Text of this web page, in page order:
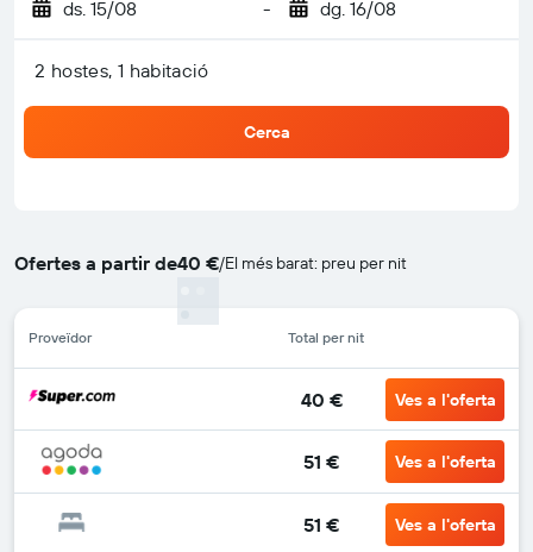
ds. 15/08 - dg. 16/08
2 hostes, 1 habitació
Cerca
Ofertes a partir de40 €/El més barat: preu per nit
Proveïdor Total per nit
40 € Ves a l'oferta
51 € Ves a l'oferta
51 € Ves a l'oferta